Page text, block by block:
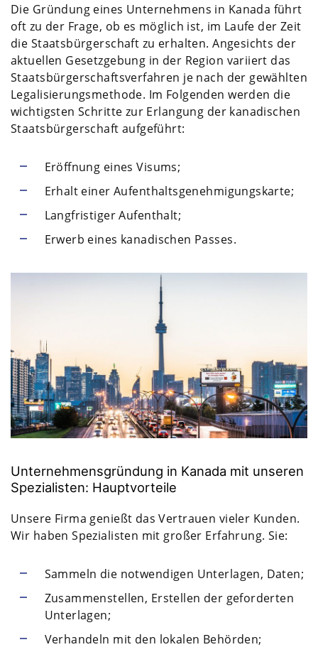
Die Gründung eines Unternehmens in Kanada führt
oft zu der Frage, ob es möglich ist, im Laufe der Zeit
die Staatsbürgerschaft zu erhalten. Angesichts der
aktuellen Gesetzgebung in der Region variiert das
Staatsbürgerschaftsverfahren je nach der gewählten
Legalisierungsmethode. Im Folgenden werden die
wichtigsten Schritte zur Erlangung der kanadischen
Staatsbürgerschaft aufgeführt:
Eröffnung eines Visums;
Erhalt einer Aufenthaltsgenehmigungskarte;
Langfristiger Aufenthalt;
Erwerb eines kanadischen Passes.
Unternehmensgründung in Kanada mit unseren
Spezialisten: Hauptvorteile
Unsere Firma genießt das Vertrauen vieler Kunden.
Wir haben Spezialisten mit großer Erfahrung. Sie:
Sammeln die notwendigen Unterlagen, Daten;
Zusammenstellen, Erstellen der geforderten
Unterlagen;
Verhandeln mit den lokalen Behörden;